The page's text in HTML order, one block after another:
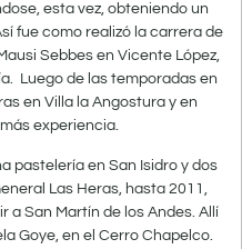
esta vez, obteniendo un
fue como realizó la carrera de
Sebbes en Vicente López,
Luego de las temporadas en
en Villa la Angostura y en
experiencia.
pastelería en San Isidro y dos
Las Heras, hasta 2011,
a San Martín de los Andes. Allí
Goye, en el Cerro Chapelco.